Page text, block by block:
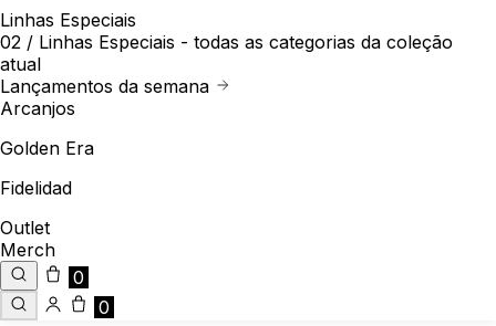
Linhas Especiais
02 / Linhas Especiais - todas as categorias da coleção
atual
Lançamentos da semana
Arcanjos
Golden Era
Fidelidad
Outlet
Merch
0
0